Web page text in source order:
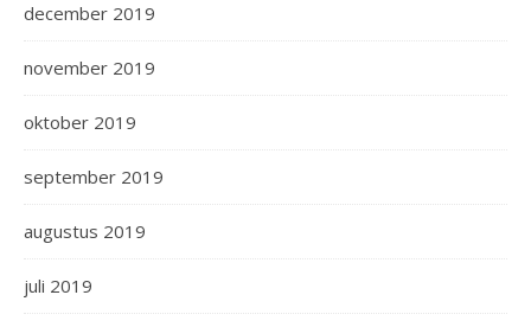
december 2019
november 2019
oktober 2019
september 2019
augustus 2019
juli 2019